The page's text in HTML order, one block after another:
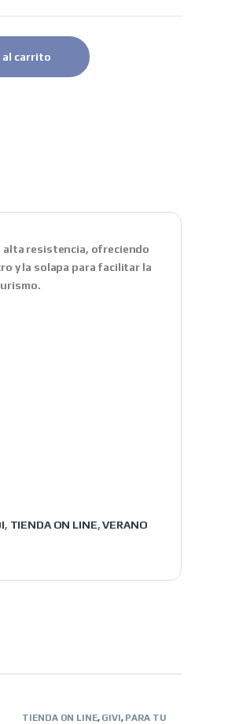
quantity
al carrito
resistencia, ofreciendo
y la solapa para facilitar la
, TIENDA ON LINE,VERANO
TIENDA ON LINE, GIVI, PARA TU